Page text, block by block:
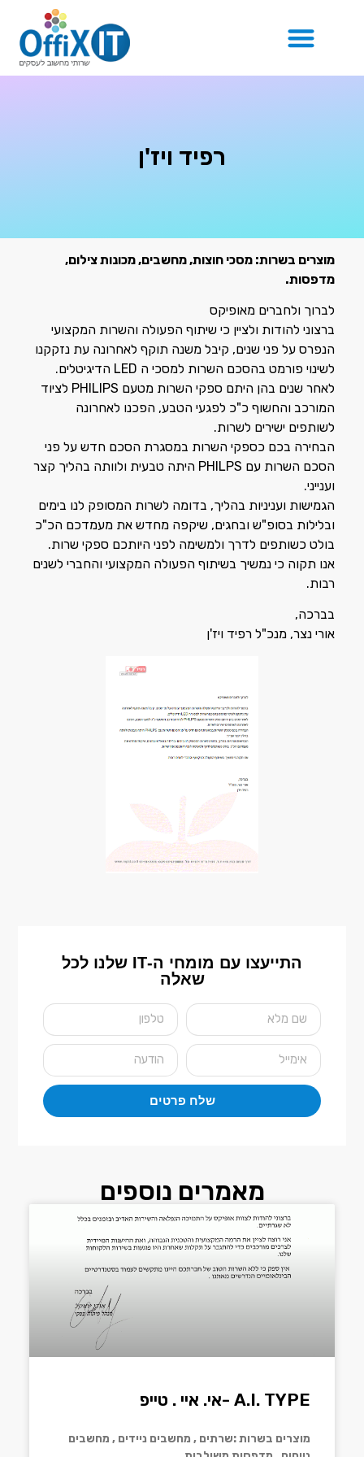
רפיד ויז'ן
מוצרים בשרות: מסכי חוצות, מחשבים, מכונות צילום,
מדפסות.
לברוך ולחברים מאופיקס
ברצוני להודות ולציין כי שיתוף הפעולה והשרות המקצועי
הנפרס על פני שנים, קיבל משנה תוקף לאחרונה עת נזקקנו
לשינוי פורמט בהסכם השרות למסכי ה LED הדיגיטלים.
לאחר שנים בהן היתם ספקי השרות מטעם PHILIPS לציוד
המורכב והחשוף כ"כ לפגעי הטבע, הפכנו לאחרונה
לשותפים ישירים לשרות.
הבחירה בכם כספקי השרות במסגרת הסכם חדש על פני
הסכם השרות עם PHILPS היתה טבעית ולוותה בהליך קצר
וענייני.
הגמישות ועניניות בהליך, בדומה לשרות המסופק לנו בימים
ובלילות בסופ"ש ובחגים, שיקפה מחדש את מעמדכם הכ"כ
בולט כשותפים לדרך ולמשימה לפני היותכם ספקי שרות.
אנו תקוה כי נמשיך בשיתוף הפעולה המקצועי והחברי לשנים
רבות.
בברכה,
אורי נצר, מנכ"ל רפיד ויז'ן
התייעצו עם מומחי ה-IT שלנו לכל
שאלה
שלח פרטים
מאמרים נוספים
A.I. TYPE -אי. איי . טייפ
מוצרים בשרות :שרתים , מחשבים ניידים , מחשבים